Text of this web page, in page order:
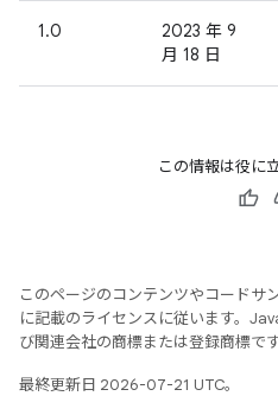
1.0
2023 年 9
月 18 日
この情報は役に
このページのコンテンツやコードサ
に記載のライセンスに従います。
び関連会社の商標または登録商標です
最終更新日 2026-07-21 UTC。